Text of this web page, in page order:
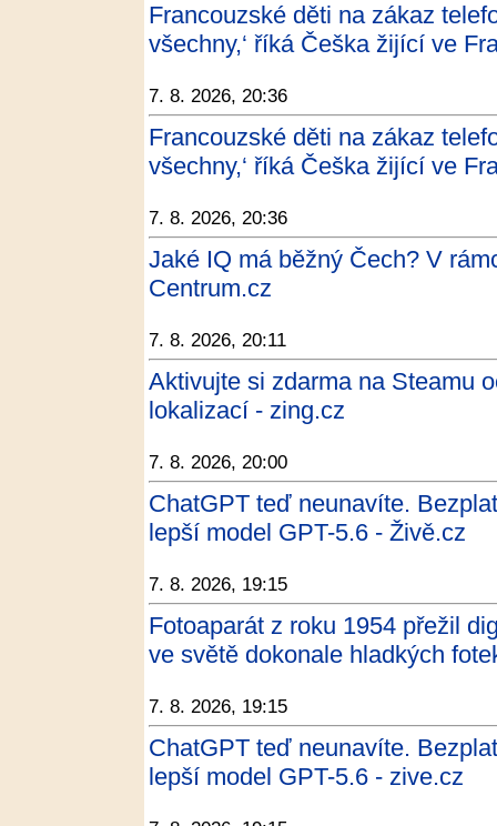
Francouzské děti na zákaz
všechny,‘ říká Češka žijící ve
7. 8. 2026, 20:36
Francouzské děti na zákaz
všechny,‘ říká Češka žijící ve
7. 8. 2026, 20:36
Jaké IQ má běžný Čech? V
Centrum.cz
7. 8. 2026, 20:11
Aktivujte si zdarma na Steamu
lokalizací - zing.cz
7. 8. 2026, 20:00
ChatGPT teď neunavíte.
lepší model GPT-5.6 - Živě.cz
7. 8. 2026, 19:15
Fotoaparát z roku 1954 přežil
ve světě dokonale hladkých
7. 8. 2026, 19:15
ChatGPT teď neunavíte.
lepší model GPT-5.6 - zive.cz